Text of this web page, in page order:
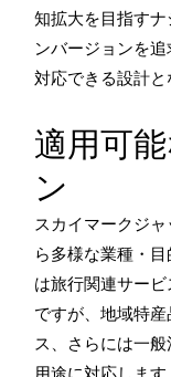
知拡大を目指す
ンバージョンを
対応できる設計と
適用可
ン
スカイマークジ
ら多様な業種・
は旅行関連サービ
ですが、地域特
ス、さらには一
用途に対応します